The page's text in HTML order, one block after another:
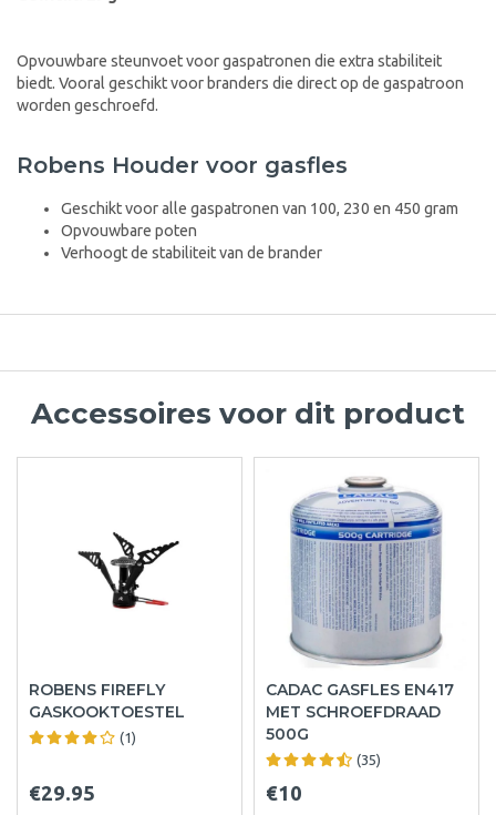
Opvouwbare steunvoet voor gaspatronen die extra stabiliteit
biedt. Vooral geschikt voor branders die direct op de gaspatroon
worden geschroefd.
Robens Houder voor gasfles
Geschikt voor alle gaspatronen van 100, 230 en 450 gram
Opvouwbare poten
Verhoogt de stabiliteit van de brander
Accessoires voor dit product
ROBENS FIREFLY
GASKOOKTOESTEL
(1)
€29.95
CADAC GASFLES EN417
MET SCHROEFDRAAD
500G
(35)
€10